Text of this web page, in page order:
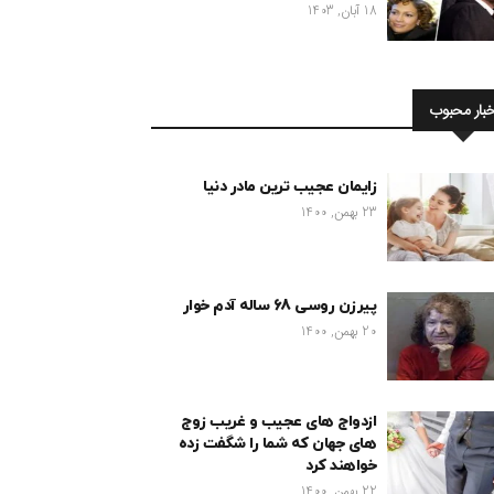
18 آبان, 1403
محبوب
زایمان عجیب ترین مادر دنیا
23 بهمن, 1400
پیرزن روسی 68 ساله آدم خوار
20 بهمن, 1400
ازدواج های عجیب و غریب زوج
های جهان که شما را شگفت زده
خواهند کرد